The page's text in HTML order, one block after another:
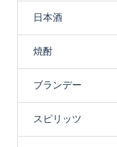
日本酒
焼酎
ブランデー
スピリッツ